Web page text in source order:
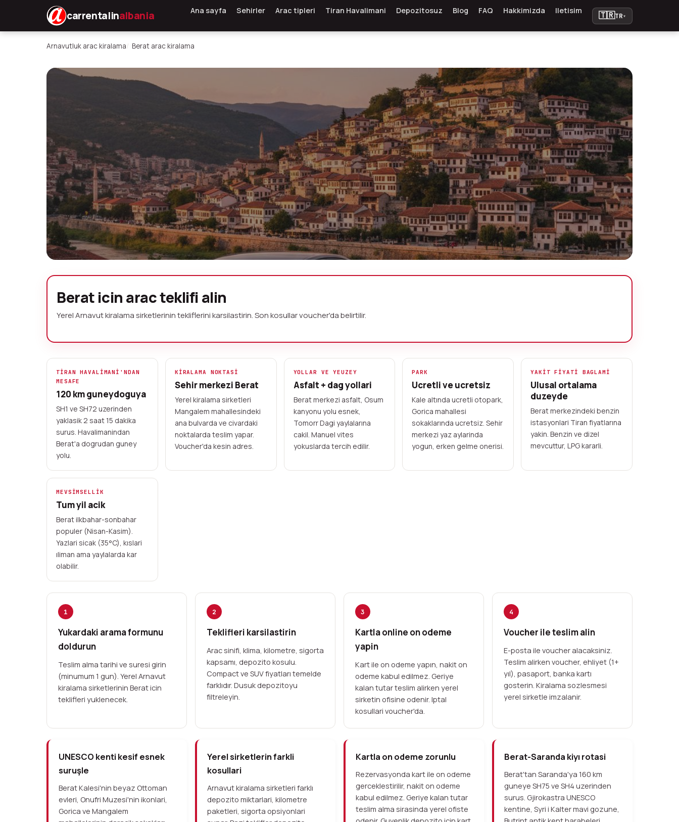
carrentalinalbania Ana sayfa Sehirler Arac tipleri Tiran Havalimani Depozitosuz Blog FAQ Hakkimizda Iletisim 🇹🇷TR▾
Arnavutluk arac kiralama Berat arac kiralama
Berat arac kiralama
depozitosuz
UNESCO Dunya Mirasi kenti Berat ve cevresi icin yerel kiralama
sirketlerinin tekliflerini karsilastirin. Online kartla on odeme, voucher ile
teslim. Bin Pencereli Sehir'i ve Osum kanyonunu esnek aracla kesfedin.
Kart ile online on odeme Yerel sirketler
Nakit on odeme kabul edilmez
Voucher sartlari
Berat icin arac teklifi alin
Yerel Arnavut kiralama sirketlerinin tekliflerini karsilastirin. Son kosullar voucher'da belirtilir.
TIRAN HAVALIMANI'NDAN
MESAFE
120 km guneydoguya
SH1 ve SH72 uzerinden
yaklasik 2 saat 15 dakika
surus. Havalimanindan
Berat'a dogrudan guney
yolu.
KIRALAMA NOKTASI
Sehir merkezi Berat
Yerel kiralama sirketleri
Mangalem mahallesindeki
ana bulvarda ve civardaki
noktalarda teslim yapar.
Voucher'da kesin adres.
YOLLAR VE YEUZEY
Asfalt + dag yollari
Berat merkezi asfalt, Osum
kanyonu yolu esnek,
Tomorr Dagi yaylalarına
cakil. Manuel vites
yokuslarda tercih edilir.
PARK
Ucretli ve ucretsiz
Kale altında ucretli otopark,
Gorica mahallesi
sokaklarında ucretsiz. Sehir
merkezi yaz aylarinda
yogun, erken gelme onerisi.
YAKIT FIYATI BAGLAMI
Ulusal ortalama
duzeyde
Berat merkezindeki benzin
istasyonlari Tiran fiyatlarına
yakin. Benzin ve dizel
mevcuttur, LPG kararli.
MEVSIMSELLIK
Tum yil acik
Berat ilkbahar-sonbahar
populer (Nisan-Kasim).
Yazlari sicak (35°C), kıslari
ıliman ama yaylalarda kar
olabilir.
1
Yukardaki arama formunu
doldurun
Teslim alma tarihi ve suresi girin
(minumum 1 gun). Yerel Arnavut
kiralama sirketlerinin Berat icin
teklifleri yuklenecek.
2
Teklifleri karsilastirin
Arac sinifi, klima, kilometre, sigorta
kapsamı, depozito kosulu.
Compact ve SUV fiyatları temelde
farklıdır. Dusuk depozitoyu
filtreleyin.
3
Kartla online on odeme
yapin
Kart ile on odeme yapın, nakit on
odeme kabul edilmez. Geriye
kalan tutar teslim alirken yerel
sirketin ofisine odenir. Iptal
kosullari voucher'da.
4
Voucher ile teslim alin
E-posta ile voucher alacaksiniz.
Teslim alirken voucher, ehliyet (1+
yıl), pasaport, banka kartı
gosterin. Kiralama sozlesmesi
yerel sirketle imzalanir.
UNESCO kenti kesif esnek
suruşle
Berat Kalesi'nin beyaz Ottoman
evleri, Onufri Muzesi'nin ikonlari,
Gorica ve Mangalem
Yerel sirketlerin farkli
kosullari
Arnavut kiralama sirketleri farklı
depozito miktarlari, kilometre
paketleri, sigorta opsiyonlari
Kartla on odeme zorunlu
Rezervasyonda kart ile on odeme
gerceklestirilir, nakit on odeme
kabul edilmez. Geriye kalan tutar
teslim alma sirasinda yerel ofiste
Berat-Saranda kiyı rotasi
Berat'tan Saranda'ya 160 km
guneye SH75 ve SH4 uzerinden
surus. Gjirokastra UNESCO
kentine, Syri i Kalter mavi gozune,